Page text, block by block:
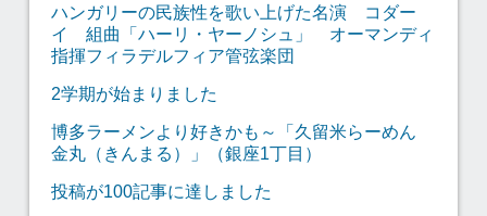
ハンガリーの民族性を歌い上げた名演 コダー
イ 組曲「ハーリ・ヤーノシュ」 オーマンディ
指揮フィラデルフィア管弦楽団
2学期が始まりました
博多ラーメンより好きかも～「久留米らーめん
金丸（きんまる）」（銀座1丁目）
投稿が100記事に達しました